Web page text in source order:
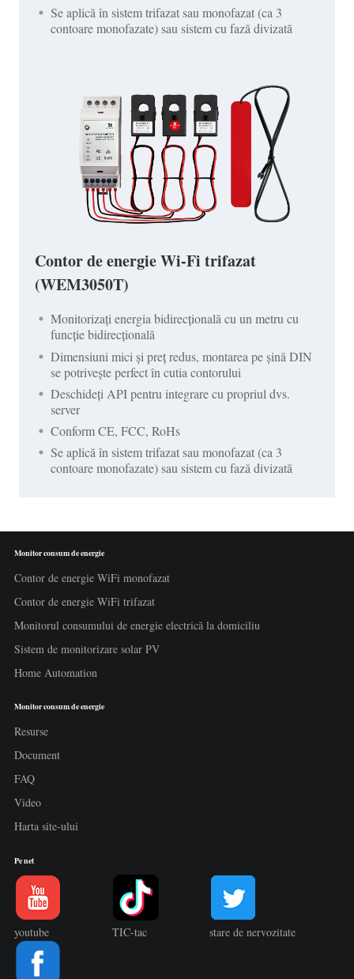
Se aplică în sistem trifazat sau monofazat (ca 3
contoare monofazate) sau sistem cu fază divizată
Contor de energie Wi-Fi trifazat
(WEM3050T)
Monitorizați energia bidirecțională cu un metru cu
funcție bidirecțională
Dimensiuni mici și preț redus, montarea pe șină DIN
se potrivește perfect în cutia contorului
Deschideți API pentru integrare cu propriul dvs.
server
Conform CE, FCC, RoHs
Se aplică în sistem trifazat sau monofazat (ca 3
contoare monofazate) sau sistem cu fază divizată
Monitor consum de energie
Contor de energie WiFi monofazat
Contor de energie WiFi trifazat
Monitorul consumului de energie electrică la domiciliu
Sistem de monitorizare solar PV
Home Automation
Monitor consum de energie
Resurse
Document
FAQ
Video
Harta site-ului
Pe net
youtube TIC-tac stare de nervozitate